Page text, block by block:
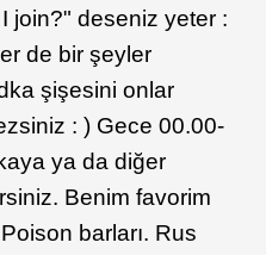
join?" deseniz yeter :
de bir şeyler
şişesini onlar
: ) Gece 00.00-
ya da diğer
Benim favorim
barları. Rus